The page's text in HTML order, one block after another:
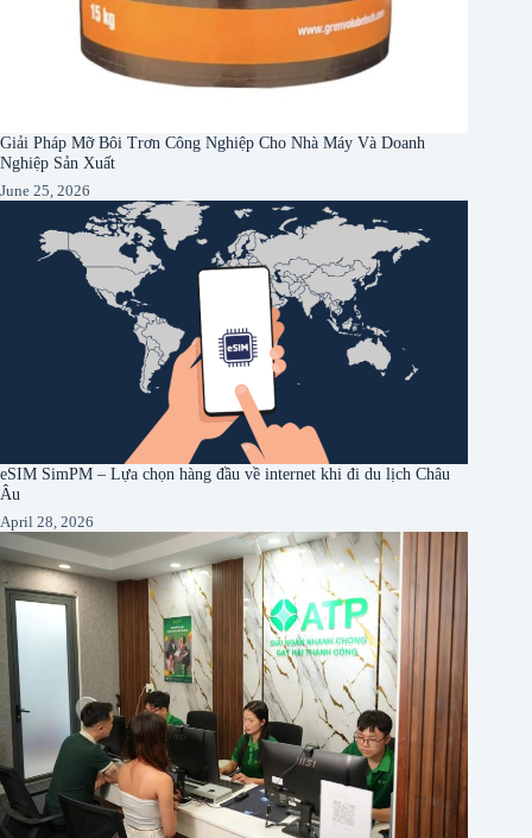
Giải Pháp Mỡ Bôi Trơn Công Nghiệp Cho Nhà Máy Và Doanh
Nghiệp Sản Xuất
June 25, 2026
eSIM SimPM – Lựa chọn hàng đầu về internet khi đi du lịch Châu
Âu
April 28, 2026